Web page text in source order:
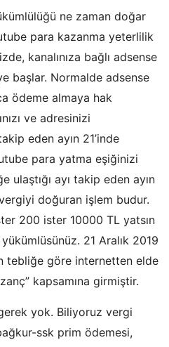
ne zaman doğar
para kazanma yeterlilik
kanalınıza bağlı adsense
başlar. Normalde adsense
ödeme almaya hak
ve adresinizi
eden ayın 21’inde
para yatma eşiğinizi
ulaştığı ayı takip eden ayın
vergiyi doğuran işlem budur.
200 ister 10000 TL yatsın
21 Aralık 2019
tebliğe göre internetten elde
kapsamına girmiştir.
yok. Biliyoruz vergi
ssk prim ödemesi,